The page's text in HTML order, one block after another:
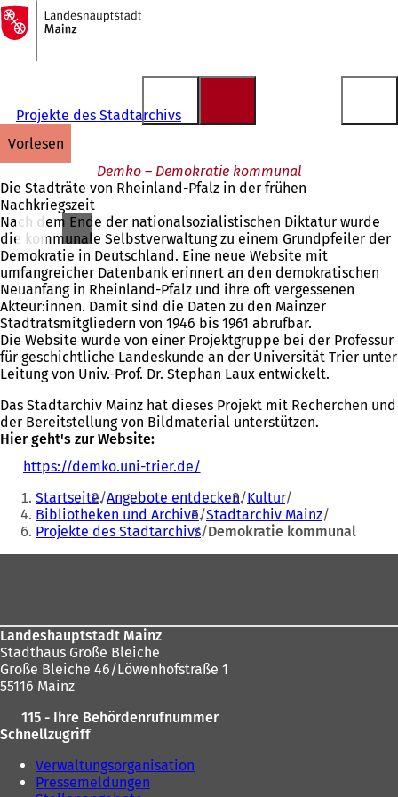
Inhalt anspringen
Zur
Startseite
Projekte des Stadtarchivs
vorlesen
Demko – Demokratie kommunal
Die Stadträte von Rheinland-Pfalz in der frühen
Nachkriegszeit
Nach dem Ende der nationalsozialistischen Diktatur wurde
die kommunale Selbstverwaltung zu einem Grundpfeiler der
Demokratie in Deutschland. Eine neue Website mit
umfangreicher Datenbank erinnert an den demokratischen
Neuanfang in Rheinland-Pfalz und ihre oft vergessenen
Akteur:innen. Damit sind die Daten zu den Mainzer
Stadtratsmitgliedern von 1946 bis 1961 abrufbar.
Die Website wurde von einer Projektgruppe bei der Professur
für geschichtliche Landeskunde an der Universität Trier unter
Leitung von Univ.-Prof. Dr. Stephan Laux entwickelt.
Das Stadtarchiv Mainz hat dieses Projekt mit Recherchen und
der Bereitstellung von Bildmaterial unterstützen.
Hier geht's zur Website:
https://demko.uni-trier.de/
f
f
n
e
e
e
Sie
befinden
sich
hier:
Startseite Angebote entdecken Kultur
Bibliotheken und Archive Stadtarchiv Mainz
Projekte des Stadtarchivs Demokratie kommunal
Landeshauptstadt Mainz
Stadthaus Große Bleiche
Große Bleiche 46/Löwenhofstraße 1
55116 Mainz
115 - Ihre Behördenrufnummer
Schnellzugriff
Verwaltungsorganisation
Pressemeldungen